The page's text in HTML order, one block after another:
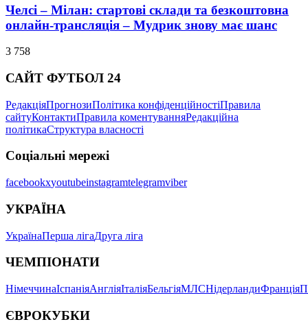
Челсі – Мілан: стартові склади та безкоштовна
онлайн-трансляція – Мудрик знову має шанс
3 758
САЙТ ФУТБОЛ 24
РедакціяПрогнозиПолітика конфіденційностіПравила
сайтуКонтактиПравила коментуванняРедакційна
політикаСтруктура власності
Соціальні мережі
facebookxyoutubeinstagramtelegramviber
УКРАЇНА
УкраїнаПерша лігаДруга ліга
ЧЕМПІОНАТИ
НімеччинаІспаніяАнгліяІталіяБельгіяМЛСНідерландиФранція
ЄВРОКУБКИ